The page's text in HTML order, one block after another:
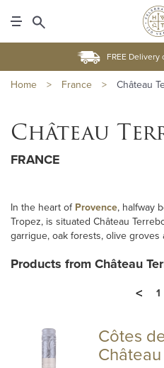
FREE Delivery
Home > France > Château
Château
FRANCE
In the heart of Provence, halfway
Tropez, is situated Château
garrigue, oak forests, olive groves
Products from Château
<
1
Côtes